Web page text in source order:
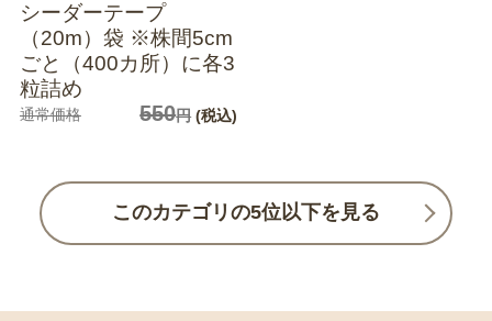
シーダーテープ
（20m）袋 ※株間5cm
ごと（400カ所）に各3
粒詰め
通常価格 550円(税込)
このカテゴリの5位以下を見る